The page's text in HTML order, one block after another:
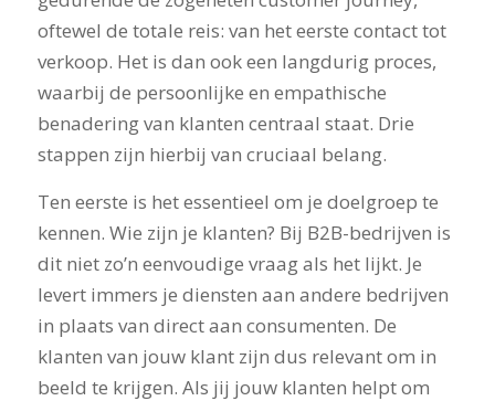
oftewel de totale reis: van het eerste contact tot
verkoop. Het is dan ook een langdurig proces,
waarbij de persoonlijke en empathische
benadering van klanten centraal staat. Drie
stappen zijn hierbij van cruciaal belang.
Ten eerste is het essentieel om je doelgroep te
kennen. Wie zijn je klanten? Bij B2B-bedrijven is
dit niet zo’n eenvoudige vraag als het lijkt. Je
levert immers je diensten aan andere bedrijven
in plaats van direct aan consumenten. De
klanten van jouw klant zijn dus relevant om in
beeld te krijgen. Als jij jouw klanten helpt om